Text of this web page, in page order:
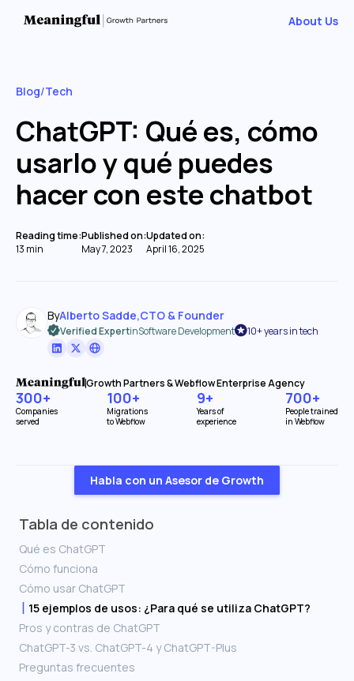
About Us
Blog/Tech
ChatGPT: Qué es, cómo
usarlo y qué puedes
hacer con este chatbot
Reading time:
13 min
Published on:
May 7, 2023
Updated on:
April 16, 2025
ByAlberto Sadde,CTO & Founder
Verified ExpertinSoftware Development 10+ years in tech
Growth Partners & Webflow Enterprise Agency
300+
Companies
served
100+
Migrations
to Webflow
9+
Years of
experience
700+
People trained
in Webflow
Habla con un Asesor de Growth
Tabla de contenido
Qué es ChatGPT
Cómo funciona
Cómo usar ChatGPT
15 ejemplos de usos: ¿Para qué se utiliza ChatGPT?
Pros y contras de ChatGPT
ChatGPT-3 vs. ChatGPT-4 y ChatGPT-Plus
Preguntas frecuentes